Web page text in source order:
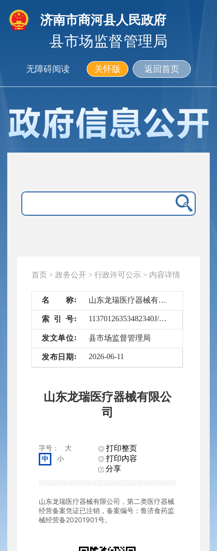
济南市商河县人民政府
县市场监督管理局
无障碍阅读 关怀版 返回首页
首页 > 政务公开 > 行政许可公示 > 内容详情
名 称 山东龙瑞医疗器械有限公司
索 引 号 11370126353482340J/2026-6735892
发文单位 县市场监督管理局
发布 日 期 2026-06-11
山东龙瑞医疗器械有限公
司
字号：
大
中
小
打印整页
打印内容
分享
山东龙瑞医疗器械有限公司，第二类医疗器械
经营备案凭证已注销，备案编号：鲁济食药监
械经营备20201901号。